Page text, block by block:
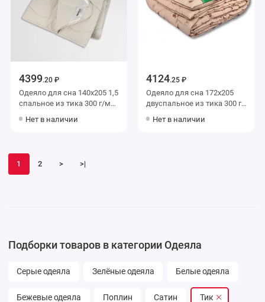
4399.20 ₽
Одеяло для сна 140х205 1,5
спальное из тика 300 г/м2
силиконизированное
Нет в наличии
4124.25 ₽
Одеяло для сна 172х205
двуспальное из тика 300 г/
силиконизированное
Нет в наличии
1 2 > >|
Подборки товаров в категории Одеяла
Серые одеяла Зелёные одеяла Белые одеяла
Бежевые одеяла Поплин Сатин Тик